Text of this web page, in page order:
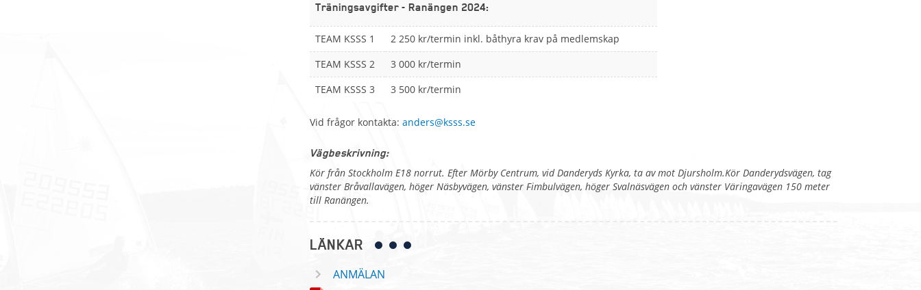
Träningsavgifter - Ranängen 2024:
TEAM KSSS 1
2 250 kr/termin inkl. båthyra krav på medlemskap
TEAM KSSS 2
3 000 kr/termin
TEAM KSSS 3
3 500 kr/termin
Vid frågor kontakta: anders@ksss.se
Vägbeskrivning:
Kör från Stockholm E18 norrut. Efter Mörby Centrum, vid Danderyds Kyrka, ta av mot Djursholm.Kör Danderydsvägen, tag
vänster Bråvallavägen, höger Näsbyvägen, vänster Fimbulvägen, höger Svalnäsvägen och vänster Väringavägen 150 meter
till Ranängen.
LÄNKAR
ANMÄLAN